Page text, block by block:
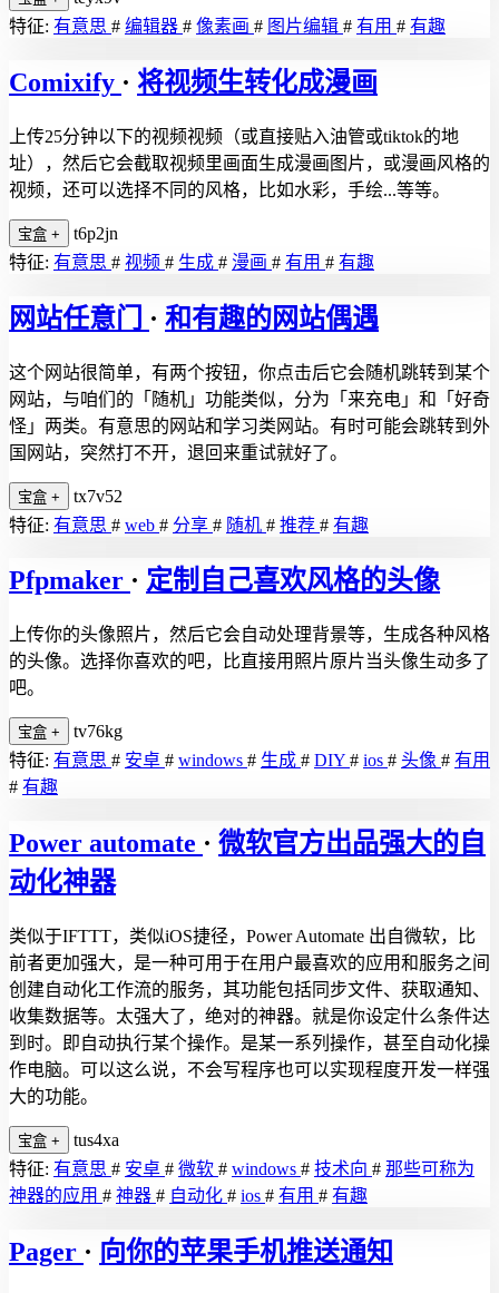
特征: 有意思 # 编辑器 # 像素画 # 图片编辑 # 有用 # 有趣
Comixify · 将视频生转化成漫画
上传25分钟以下的视频视频（或直接贴入油管或tiktok的地
址），然后它会截取视频里画面生成漫画图片，或漫画风格的
视频，还可以选择不同的风格，比如水彩，手绘...等等。
宝盒 +
t6p2jn
特征: 有意思 # 视频 # 生成 # 漫画 # 有用 # 有趣
网站任意门 · 和有趣的网站偶遇
这个网站很简单，有两个按钮，你点击后它会随机跳转到某个
网站，与咱们的「随机」功能类似，分为「来充电」和「好奇
怪」两类。有意思的网站和学习类网站。有时可能会跳转到外
国网站，突然打不开，退回来重试就好了。
宝盒 +
tx7v52
特征: 有意思 # web # 分享 # 随机 # 推荐 # 有趣
Pfpmaker · 定制自己喜欢风格的头像
上传你的头像照片，然后它会自动处理背景等，生成各种风格
的头像。选择你喜欢的吧，比直接用照片原片当头像生动多了
吧。
宝盒 +
tv76kg
特征: 有意思 # 安卓 # windows # 生成 # DIY # ios # 头像 # 有用
# 有趣
Power automate · 微软官方出品强大的自
动化神器
类似于IFTTT，类似iOS捷径，Power Automate 出自微软，比
前者更加强大，是一种可用于在用户最喜欢的应用和服务之间
创建自动化工作流的服务，其功能包括同步文件、获取通知、
收集数据等。太强大了，绝对的神器。就是你设定什么条件达
到时。即自动执行某个操作。是某一系列操作，甚至自动化操
作电脑。可以这么说，不会写程序也可以实现程度开发一样强
大的功能。
宝盒 +
tus4xa
特征: 有意思 # 安卓 # 微软 # windows # 技术向 # 那些可称为
神器的应用 # 神器 # 自动化 # ios # 有用 # 有趣
Pager · 向你的苹果手机推送通知